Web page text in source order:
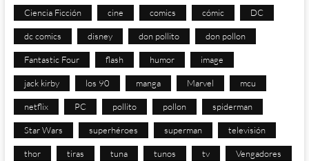
Ciencia Ficción cine comics cómic DC
dc comics disney don pollito don pollon
Fantastic Four flash humor image
jack kirby los 90 manga Marvel mcu
netflix PC pollito pollon spiderman
Star Wars superhéroes superman televisión
thor tiras tuna tunos tv Vengadores